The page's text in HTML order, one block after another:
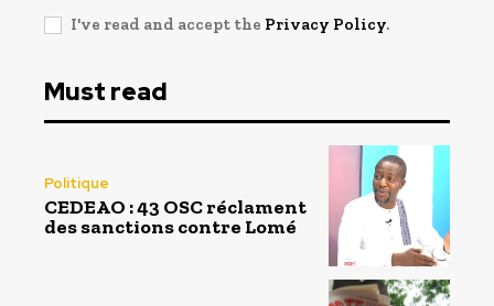
I've read and accept the Privacy Policy.
Must read
Politique
CEDEAO : 43 OSC réclament
des sanctions contre Lomé